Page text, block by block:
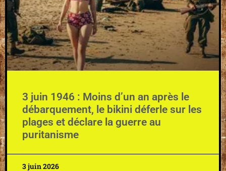
3 juin 1946 : Moins d’un an après le
débarquement, le bikini déferle sur les
plages et déclare la guerre au
puritanisme
3 juin 2026